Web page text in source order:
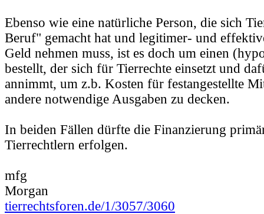
Ebenso wie eine natürliche Person, die sich
Beruf" gemacht hat und legitimer- und
Geld nehmen muss, ist es doch um einen
bestellt, der sich für Tierrechte einsetzt und
annimmt, um z.b. Kosten für festangestellte
andere notwendige Ausgaben zu decken.
In beiden Fällen dürfte die Finanzierung
Tierrechtlern erfolgen.
mfg
Morgan
tierrechtsforen.de/1/3057/3060